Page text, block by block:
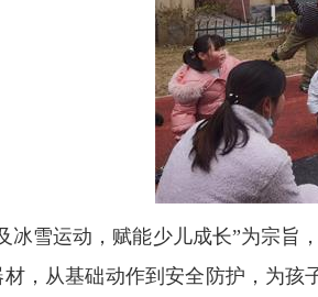
冰雪运动，赋能少儿成长”为宗旨
材，从基础动作到安全防护，为